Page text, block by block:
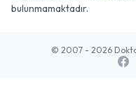
bulunmamaktadır.
© 2007 - 2026